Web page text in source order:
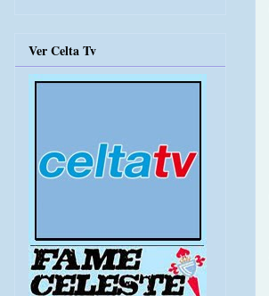
Ver Celta Tv